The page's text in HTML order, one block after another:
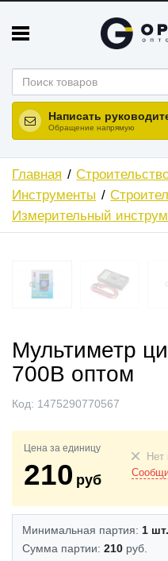
Написать
Обращение напрямую
Главная
Инструменты
Измерительный
Мультиметр
700B оптом
Код: 1475290770567
Цена за единицу
210 руб
Нет
Минимальная партия: 1 шт.
Сумма партии: 210 руб.